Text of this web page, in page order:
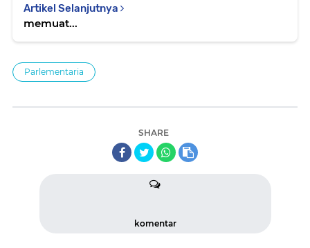
Artikel Selanjutnya
memuat...
Parlementaria
SHARE
komentar